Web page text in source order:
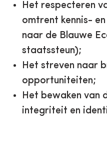
Het respecteren
omtrent kennis-
naar de Blauwe
staatssteun);
Het streven naar
opportuniteiten;
Het bewaken van
integriteit en